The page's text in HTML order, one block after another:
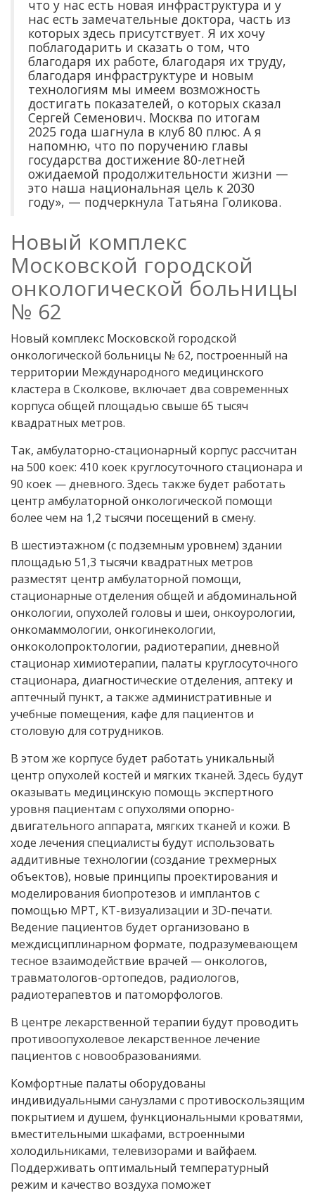
что у нас есть новая инфраструктура и у
нас есть замечательные доктора, часть из
которых здесь присутствует. Я их хочу
поблагодарить и сказать о том, что
благодаря их работе, благодаря их труду,
благодаря инфраструктуре и новым
технологиям мы имеем возможность
достигать показателей, о которых сказал
Сергей Семенович. Москва по итогам
2025 года шагнула в клуб 80 плюс. А я
напомню, что по поручению главы
государства достижение 80-летней
ожидаемой продолжительности жизни —
это наша национальная цель к 2030
году», — подчеркнула Татьяна Голикова.
Новый комплекс
Московской городской
онкологической больницы
№ 62
Новый комплекс Московской городской
онкологической больницы № 62, построенный на
территории Международного медицинского
кластера в Сколкове, включает два современных
корпуса общей площадью свыше 65 тысяч
квадратных метров.
Так, амбулаторно-стационарный корпус рассчитан
на 500 коек: 410 коек круглосуточного стационара и
90 коек — дневного. Здесь также будет работать
центр амбулаторной онкологической помощи
более чем на 1,2 тысячи посещений в смену.
В шестиэтажном (с подземным уровнем) здании
площадью 51,3 тысячи квадратных метров
разместят центр амбулаторной помощи,
стационарные отделения общей и абдоминальной
онкологии, опухолей головы и шеи, онкоурологии,
онкомаммологии, онкогинекологии,
онкоколопроктологии, радиотерапии, дневной
стационар химиотерапии, палаты круглосуточного
стационара, диагностические отделения, аптеку и
аптечный пункт, а также административные и
учебные помещения, кафе для пациентов и
столовую для сотрудников.
В этом же корпусе будет работать уникальный
центр опухолей костей и мягких тканей. Здесь будут
оказывать медицинскую помощь экспертного
уровня пациентам с опухолями опорно-
двигательного аппарата, мягких тканей и кожи. В
ходе лечения специалисты будут использовать
аддитивные технологии (создание трехмерных
объектов), новые принципы проектирования и
моделирования биопротезов и имплантов с
помощью МРТ, КТ-визуализации и 3D-печати.
Ведение пациентов будет организовано в
междисциплинарном формате, подразумевающем
тесное взаимодействие врачей — онкологов,
травматологов-ортопедов, радиологов,
радиотерапевтов и патоморфологов.
В центре лекарственной терапии будут проводить
противоопухолевое лекарственное лечение
пациентов с новообразованиями.
Комфортные палаты оборудованы
индивидуальными санузлами с противоскользящим
покрытием и душем, функциональными кроватями,
вместительными шкафами, встроенными
холодильниками, телевизорами и вайфаем.
Поддерживать оптимальный температурный
режим и качество воздуха поможет